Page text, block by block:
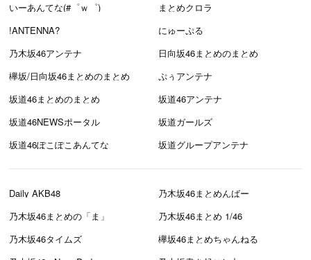
いーあんてな(#゜ｗ゜)
まとめクロラ
!ANTENNA?
にゅーぷる
乃木坂46アンテナ
日向坂46まとめのまとめ
欅坂/日向坂46まとめのまとめ
ぷぅアンテナ
坂道46まとめのまとめ
坂道46アンテナ
坂道46NEWSポータル
坂道ガールズ
坂道46ぽこぽこあんてな
坂道グループアンテナ
Daily AKB48
乃木坂46まとめんばー
乃木坂46まとめの「ま」
乃木坂46まとめ 1/46
乃木坂46タイムズ
欅坂46まとめちゃんねる